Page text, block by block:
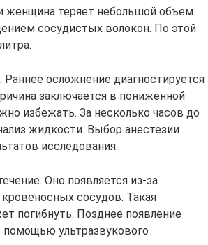
женщина теряет небольшой объем
сосудистых волокон. По этой
осложнение диагностируется
заключается в пониженной
избежать. За несколько часов до
жидкости. Выбор анестезии
исследования.
Оно появляется из-за
сосудов. Такая
погибнуть. Позднее появление
ультразвукового